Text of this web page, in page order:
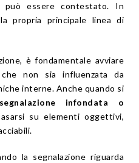
può essere contestato. In
propria principale linea di
è fondamentale avviare
non sia influenzata da
interne. Anche quando si
segnalazione infondata o
su elementi oggettivi,
la segnalazione riguarda